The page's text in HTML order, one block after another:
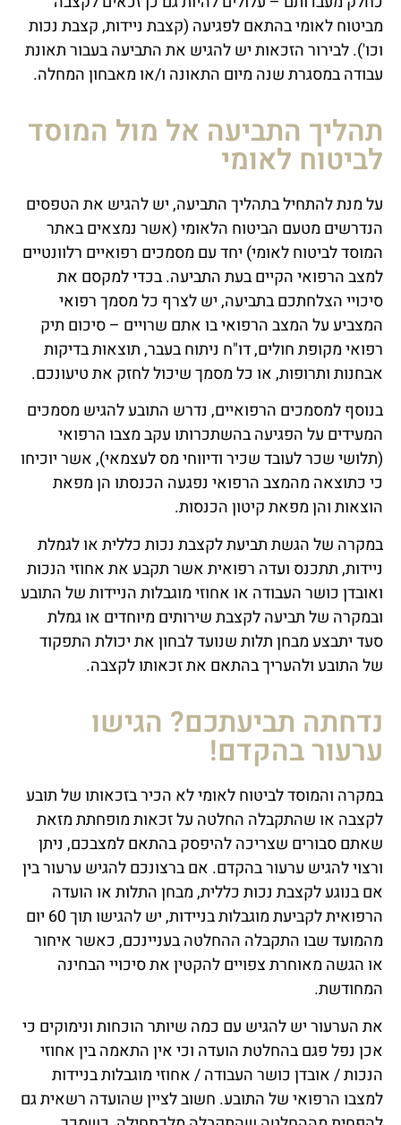
מביטוח לאומי בהתאם לפגיעה (קצבת ניידות, קצבת נכות
וכו'). לבירור הזכאות יש להגיש את התביעה בעבור תאונת
עבודה במסגרת שנה מיום התאונה ו/או מאבחון המחלה.
תהליך התביעה אל מול המוסד
לביטוח לאומי
על מנת להתחיל בתהליך התביעה, יש להגיש את הטפסים
הנדרשים מטעם הביטוח הלאומי (אשר נמצאים באתר
המוסד לביטוח לאומי) יחד עם מסמכים רפואיים רלוונטיים
למצב הרפואי הקיים בעת התביעה. בכדי למקסם את
סיכויי הצלחתכם בתביעה, יש לצרף כל מסמך רפואי
המצביע על המצב הרפואי בו אתם שרויים – סיכום תיק
רפואי מקופת חולים, דו"ח ניתוח בעבר, תוצאות בדיקות
אבחנות ותרופות, או כל מסמך שיכול לחזק את טיעונכם.
בנוסף למסמכים הרפואיים, נדרש התובע להגיש מסמכים
המעידים על הפגיעה בהשתכרותו עקב מצבו הרפואי
(תלושי שכר לעובד שכיר ודיווחי מס לעצמאי), אשר יוכיחו
כי כתוצאה מהמצב הרפואי נפגעה הכנסתו הן מפאת
הוצאות והן מפאת קיטון הכנסות.
במקרה של הגשת תביעת לקצבת נכות כללית או לגמלת
ניידות, תתכנס ועדה רפואית אשר תקבע את אחוזי הנכות
ואובדן כושר העבודה או אחוזי מוגבלות הניידות של התובע
ובמקרה של תביעה לקצבת שירותים מיוחדים או גמלת
סעד יתבצע מבחן תלות שנועד לבחון את יכולת התפקוד
של התובע ולהעריך בהתאם את זכאותו לקצבה.
נדחתה תביעתכם? הגישו
ערעור בהקדם!
במקרה והמוסד לביטוח לאומי לא הכיר בזכאותו של תובע
לקצבה או שהתקבלה החלטה על זכאות מופחתת מזאת
שאתם סבורים שצריכה להיפסק בהתאם למצבכם, ניתן
ורצוי להגיש ערעור בהקדם. אם ברצונכם להגיש ערעור בין
אם בנוגע לקצבת נכות כללית, מבחן התלות או הועדה
הרפואית לקביעת מוגבלות בניידות, יש להגישו תוך 60 יום
מהמועד שבו התקבלה ההחלטה בעניינכם, כאשר איחור
או הגשה מאוחרת צפויים להקטין את סיכויי הבחינה
המחודשת.
את הערעור יש להגיש עם כמה שיותר הוכחות ונימוקים כי
אכן נפל פגם בהחלטת הועדה וכי אין התאמה בין אחוזי
הנכות / אובדן כושר העבודה / אחוזי מוגבלות בניידות
למצבו הרפואי של התובע. חשוב לציין שהועדה רשאית גם